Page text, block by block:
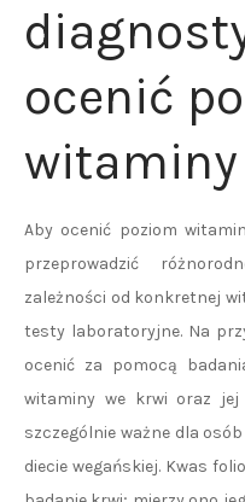
ocenić
witaminy
Aby ocenić poziom
przeprowadzić
zależności od konkretnej
testy laboratoryjne. Na
ocenić za pomocą
witaminy we krwi oraz
szczególnie ważne dla
diecie wegańskiej. Kwas